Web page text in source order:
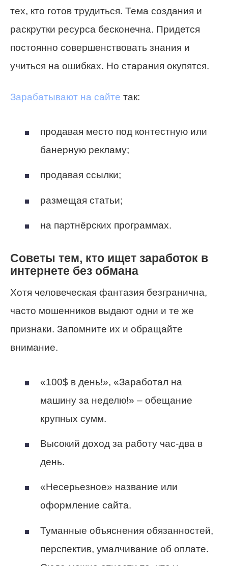
тех, кто готов трудиться. Тема создания и
раскрутки ресурса бесконечна. Придется
постоянно совершенствовать знания и
учиться на ошибках. Но старания окупятся.
Зарабатывают на сайте так:
продавая место под контестную или
банерную рекламу;
продавая ссылки;
размещая статьи;
на партнёрских программах.
Советы тем, кто ищет заработок в
интернете без обмана
Хотя человеческая фантазия безгранична,
часто мошенников выдают одни и те же
признаки. Запомните их и обращайте
внимание.
«100$ в день!», «Заработал на
машину за неделю!» – обещание
крупных сумм.
Высокий доход за работу час-два в
день.
«Несерьезное» название или
оформление сайта.
Туманные объяснения обязанностей,
перспектив, умалчивание об оплате.